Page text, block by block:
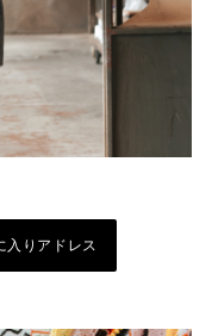
入りアドレス